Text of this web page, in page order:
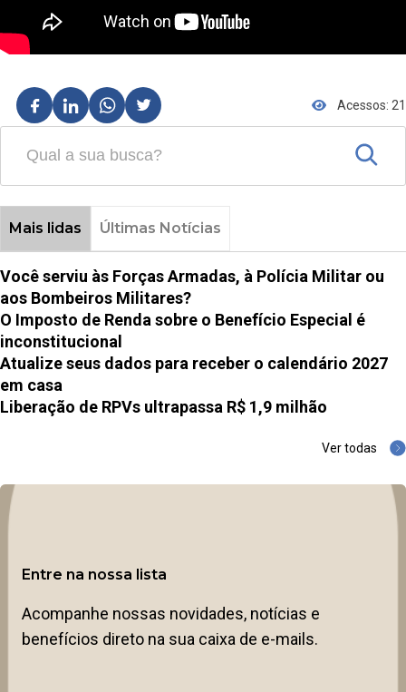
Acessos: 21
Mais lidas Últimas Notícias
Você serviu às Forças Armadas, à Polícia Militar ou
aos Bombeiros Militares?
O Imposto de Renda sobre o Benefício Especial é
inconstitucional
Atualize seus dados para receber o calendário 2027
em casa
Liberação de RPVs ultrapassa R$ 1,9 milhão
Ver todas
Entre na nossa lista
Acompanhe nossas novidades, notícias e
benefícios direto na sua caixa de e-mails.